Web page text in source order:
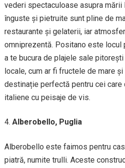
vederi spectaculoase asupra mării
înguste și pietruite sunt pline de
restaurante și gelaterii, iar
omniprezentă. Positano este locul
a te bucura de plajele sale
locale, cum ar fi fructele de mare
destinație perfectă pentru cei
italiene cu peisaje de vis.
Alberobello, Puglia
Alberobello este faimos pentru
piatră, numite trulli. Aceste